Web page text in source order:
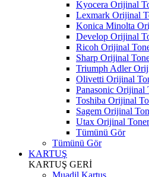
Kyocera Orijinal
Lexmark Orijinal
Konica Minolta
Develop Orijinal
Ricoh Orijinal
Sharp Orijinal
Triumph Adler
Olivetti Orijinal
Panasonic Orijinal
Toshiba Orijinal
Sagem Orijinal
Utax Orijinal
Tümünü Gör
Tümünü Gör
KARTUŞ
KARTUŞ GERİ
Muadil Kartus